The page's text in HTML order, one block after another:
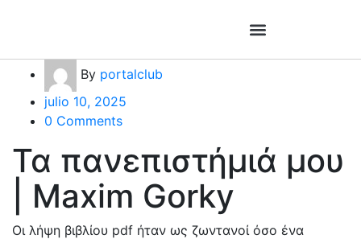
By portalclub
julio 10, 2025
0 Comments
Τα πανεπιστήμιά μου
| Maxim Gorky
Οι λήψη βιβλίου pdf ήταν ως ζωντανοί όσο ένα